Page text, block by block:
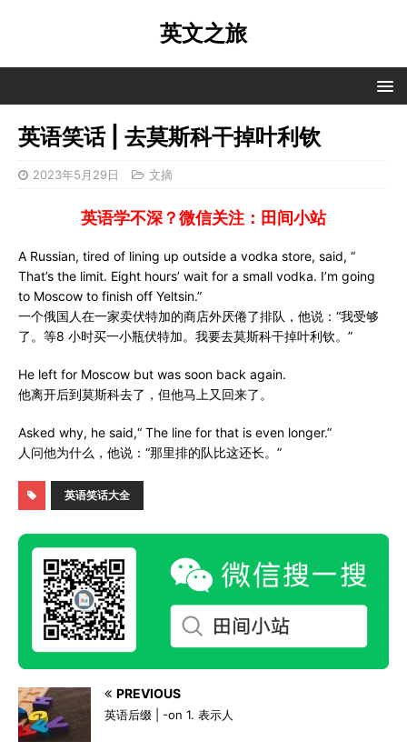
英文之旅
英语笑话 | 去莫斯科干掉叶利钦
2023年5月29日 文摘
英语学不深？微信关注：田间小站
A Russian, tired of lining up outside a vodka store, said, “
That’s the limit. Eight hours’ wait for a small vodka. I’m going
to Moscow to finish off Yeltsin.”
一个俄国人在一家卖伏特加的商店外厌倦了排队，他说：“我受够
了。等8 小时买一小瓶伏特加。我要去莫斯科干掉叶利钦。”
He left for Moscow but was soon back again.
他离开后到莫斯科去了，但他马上又回来了。
Asked why, he said,“ The line for that is even longer.”
人问他为什么，他说：“那里排的队比这还长。”
英语笑话大全
PREVIOUS
英语后缀 | -on 1. 表示人